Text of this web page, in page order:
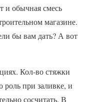
и обычная смесь
магазине.
бы вам дать? А вот
Кол-во стяжки
роль при заливке, и
сосчитать. В